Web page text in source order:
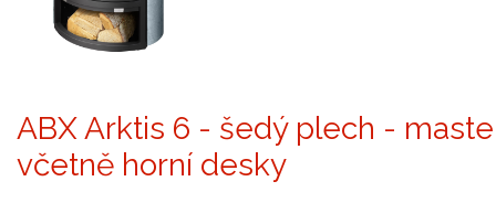
ABX Arktis 6 - šedý plech -
včetně horní desky